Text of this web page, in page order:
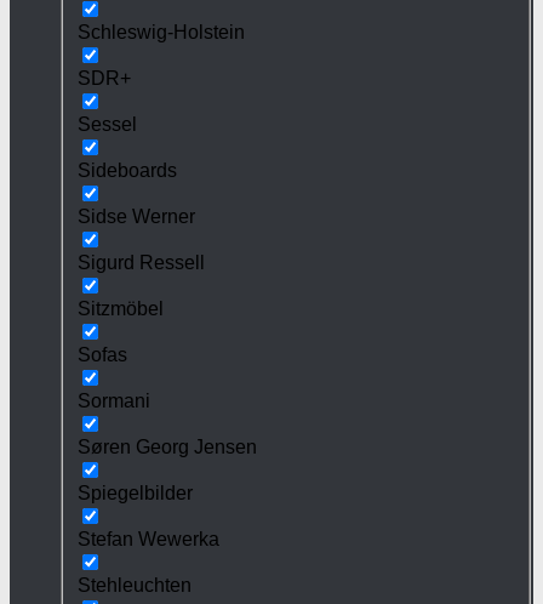
Schleswig-Holstein
SDR+
Sessel
Sideboards
Sidse Werner
Sigurd Ressell
Sitzmöbel
Sofas
Sormani
Søren Georg Jensen
Spiegelbilder
Stefan Wewerka
Stehleuchten